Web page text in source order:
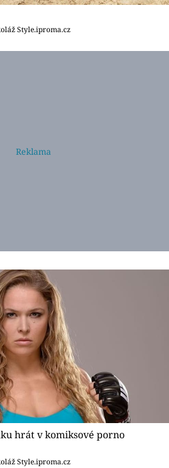
Style.iproma.cz
hrát v komiksové porno
Style.iproma.cz